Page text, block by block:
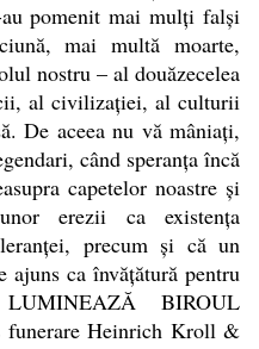
pomenit mai mulţi falşi
mai multă moarte,
nostru – al douăzecelea
al civilizaţiei, al culturii
De aceea nu vă mâniaţi,
când speranţa încă
capetelor noastre şi
erezii ca existenţa
precum şi că un
ca învăţătură pentru
BIROUL
Heinrich Kroll &